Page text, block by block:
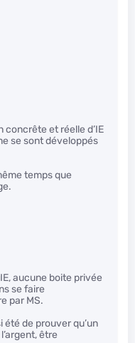
concrête et réelle d’IE
se sont développés
temps que
aucune boite privée
se faire
par MS.
été de prouver qu’un
être